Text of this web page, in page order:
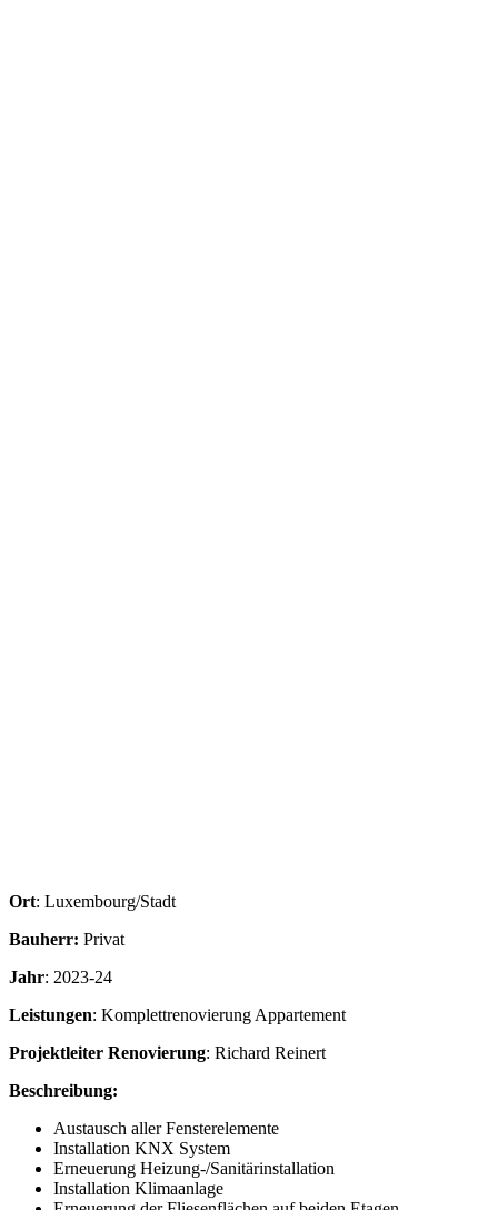
Ort: Luxembourg/Stadt
Bauherr: Privat
Jahr: 2023-24
Leistungen: Komplettrenovierung Appartement
Projektleiter Renovierung: Richard Reinert
Beschreibung:
Austausch aller Fensterelemente
Installation KNX System
Erneuerung Heizung-/Sanitärinstallation
Installation Klimaanlage